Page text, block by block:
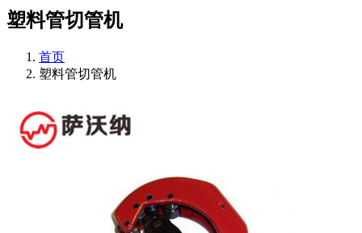
塑料管切管机
首页
塑料管切管机